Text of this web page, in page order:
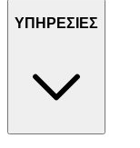
ΥΠΗΡΕΣΙΕΣ